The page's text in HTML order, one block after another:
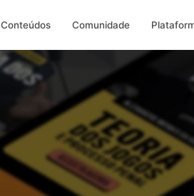
Conteúdos Comunidade